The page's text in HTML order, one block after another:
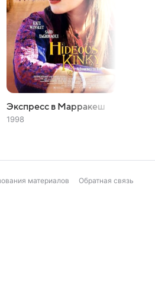
Экспресс в Марракеш
1998
материалов Обратная связь